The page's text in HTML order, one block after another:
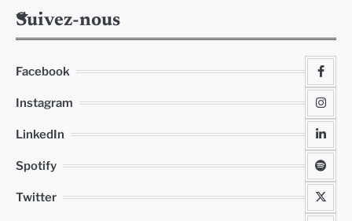
Suivez-nous
Facebook
Instagram
LinkedIn
Spotify
Twitter